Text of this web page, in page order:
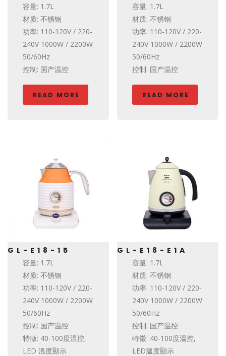
容量: 1.7L
材质: 不锈钢
功率: 110-120V / 220-
240V 1000W / 2200W
50/60Hz
控制: 国产温控
READ MORE
容量: 1.7L
材质: 不锈钢
功率: 110-120V / 220-
240V 1000W / 2200W
50/60Hz
控制: 国产温控
READ MORE
GL-E18-15
容量: 1.7L
材质: 不锈钢
功率: 110-120V / 220-
240V 1000W / 2200W
50/60Hz
控制: 国产温控
特徵: 40-100度溫控,
LED 溫度顯示
GL-E18-E1A
容量: 1.7L
材质: 不锈钢
功率: 110-120V / 220-
240V 1000W / 2200W
50/60Hz
控制: 国产温控
特徵: 40-100度溫控,
LED溫度顯示